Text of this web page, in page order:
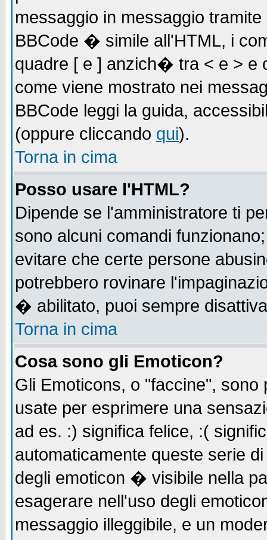
messaggio in messaggio
BBCode � simile all'HTML, i
quadre [ e ] anzich� tra < e > e
come viene mostrato nei
BBCode leggi la guida,
(oppure cliccando qui).
Torna in cima
Posso usare l'HTML?
Dipende se l'amministratore ti
sono alcuni comandi
evitare che certe persone
potrebbero rovinare
� abilitato, puoi sempre
Torna in cima
Cosa sono gli Emoticon?
Gli Emoticons, o "faccine",
usate per esprimere una
ad es. :) significa felice, :(
automaticamente queste serie
degli emoticon � visibile nella
esagerare nell'uso degli
messaggio illeggibile, e un